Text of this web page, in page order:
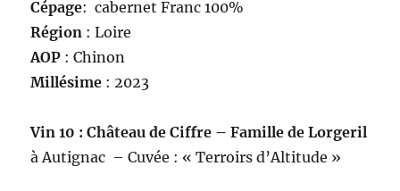
Cépage: cabernet Franc 100%
Région : Loire
AOP : Chinon
Millésime : 2023
Vin 10 : Château de Ciffre – Famille de Lorgeril
à Autignac – Cuvée : « Terroirs d’Altitude »